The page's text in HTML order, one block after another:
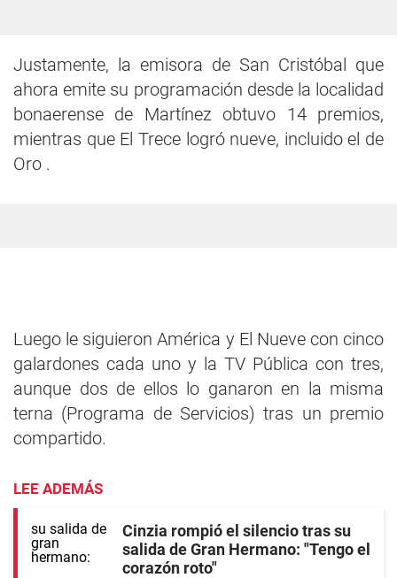
Justamente, la emisora de San Cristóbal que
ahora emite su programación desde la localidad
bonaerense de Martínez obtuvo 14 premios,
mientras que El Trece logró nueve, incluido el de
Oro .
Luego le siguieron América y El Nueve con cinco
galardones cada uno y la TV Pública con tres,
aunque dos de ellos lo ganaron en la misma
terna (Programa de Servicios) tras un premio
compartido.
LEE ADEMÁS
Cinzia rompió el silencio tras su
salida de Gran Hermano: "Tengo el
corazón roto"